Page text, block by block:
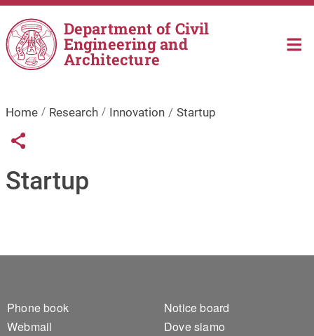
Skip to main content
Department of Civil
Engineering and
Architecture
Home Research Innovation Startup
Links condivisione social
Share button
Startup
Footer 1
Phone book
Webmail
Footer 2
Notice board
Dove siamo